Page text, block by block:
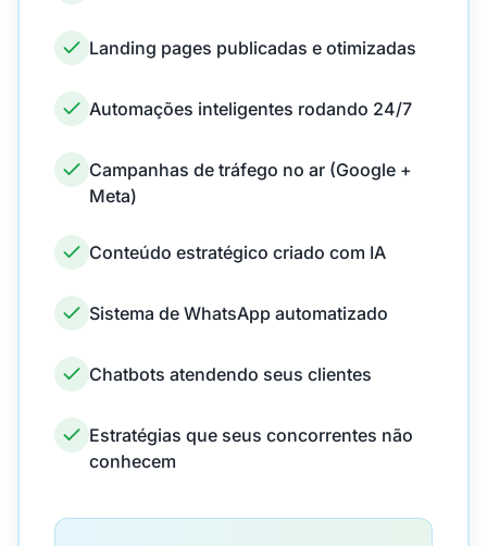
Landing pages publicadas e otimizadas
Automações inteligentes rodando 24/7
Campanhas de tráfego no ar (Google +
Meta)
Conteúdo estratégico criado com IA
Sistema de WhatsApp automatizado
Chatbots atendendo seus clientes
Estratégias que seus concorrentes não
conhecem